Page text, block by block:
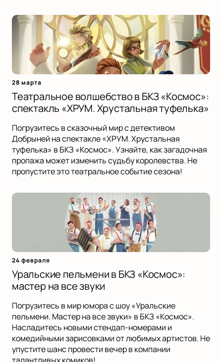
28 марта
Театральное волшебство в БКЗ «Космос»:
спектакль «ХРУМ. Хрустальная туфелька»
Погрузитесь в сказочный мир с детективом
Добрыней на спектакле «ХРУМ. Хрустальная
туфелька» в БКЗ «Космос». Узнайте, как загадочная
пропажа может изменить судьбу королевства. Не
пропустите это театральное событие сезона!
24 февраля
Уральские пельмени в БКЗ «Космос»:
мастер на все звуки
Погрузитесь в мир юмора с шоу «Уральские
пельмени. Мастер на все звуки» в БКЗ «Космос».
Насладитесь новыми стендап-номерами и
комедийными зарисовками от любимых артистов. Не
упустите шанс провести вечер в компании